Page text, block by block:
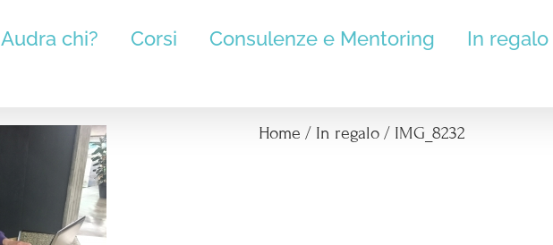
Audra chi? Corsi Consulenze e Mentoring In regalo
Home / In regalo / IMG_8232